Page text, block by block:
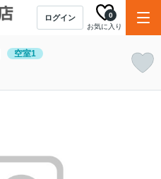
ログイン
お気に入り
0
空室1